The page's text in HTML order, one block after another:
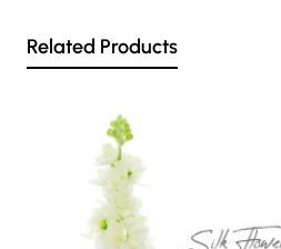
花、絲花、假花、人造花產品,花
咭一張, 歡迎到本花店查詢或網上訂
網站展示圖片顏色會因不同展示
購產品時敬請注意.
Related Products